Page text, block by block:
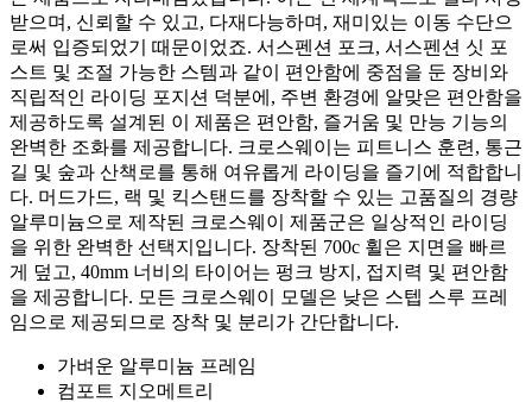
받으며, 신뢰할 수 있고, 다재다능하며, 재미있는 이동 수단으
로써 입증되었기 때문이었죠. 서스펜션 포크, 서스펜션 싯 포
스트 및 조절 가능한 스템과 같이 편안함에 중점을 둔 장비와
직립적인 라이딩 포지션 덕분에, 주변 환경에 알맞은 편안함을
제공하도록 설계된 이 제품은 편안함, 즐거움 및 만능 기능의
완벽한 조화를 제공합니다. 크로스웨이는 피트니스 훈련, 통근
길 및 숲과 산책로를 통해 여유롭게 라이딩을 즐기에 적합합니
다. 머드가드, 랙 및 킥스탠드를 장착할 수 있는 고품질의 경량
알루미늄으로 제작된 크로스웨이 제품군은 일상적인 라이딩
을 위한 완벽한 선택지입니다. 장착된 700c 휠은 지면을 빠르
게 덮고, 40mm 너비의 타이어는 펑크 방지, 접지력 및 편안함
을 제공합니다. 모든 크로스웨이 모델은 낮은 스텝 스루 프레
임으로 제공되므로 장착 및 분리가 간단합니다.
가벼운 알루미늄 프레임
컴포트 지오메트리